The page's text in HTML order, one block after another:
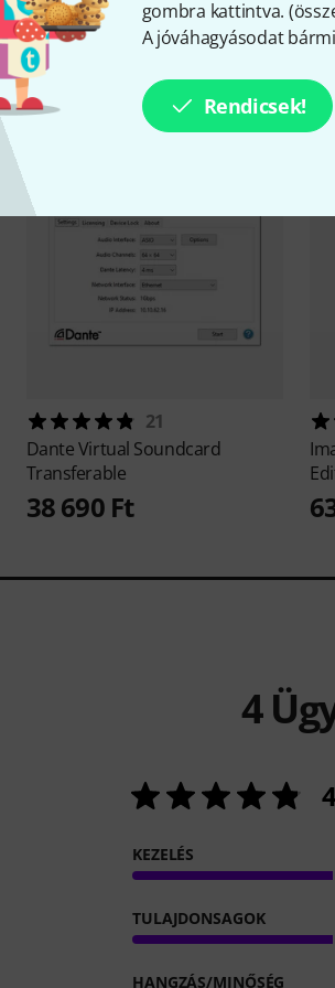
gombra kattintva. (
A jóváhagyásodat
Rendicsek!
21
DanteVirtual Soundcard
Transferable
38 690 Ft
4
KEZELÉS
TULAJDONSAGOK
HANGZÁS/MINŐSÉG